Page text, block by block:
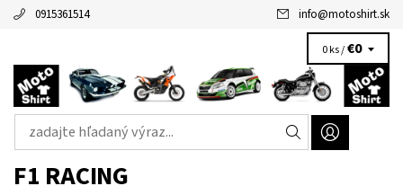
0915361514 info@motoshirt.sk
0 ks /€0
F1 RACING